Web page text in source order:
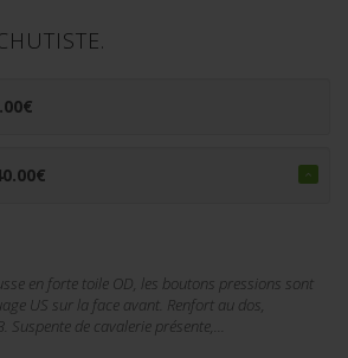
€
€
en forte toile OD, les boutons pressions sont
US sur la face avant. Renfort au dos,
de cavalerie présente,...